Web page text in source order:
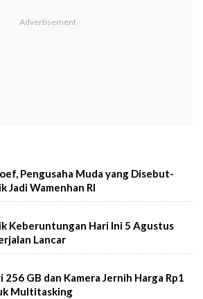
Pengusaha Muda yang Disebut-
Jadi Wamenhan RI
Keberuntungan Hari Ini 5 Agustus
Lancar
256 GB dan Kamera Jernih Harga Rp1
Multitasking